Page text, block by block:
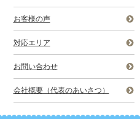
お客様の声
対応エリア
お問い合わせ
会社概要（代表のあいさつ）